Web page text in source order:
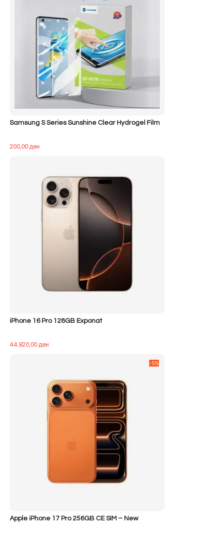
Samsung S Series Sunshine Clear Hydrogel Film
200,00ден
iPhone 16 Pro 128GB Exponat
44.820,00ден
Apple iPhone 17 Pro 256GB CE SIM – New
-5%